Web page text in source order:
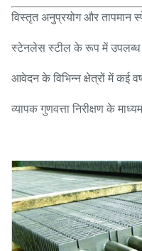
विस्तृत अनुप्रयोग और तापमान
स्टेनलेस स्टील के रूप में उपलब्ध
आवेदन के विभिन्न क्षेत्रों में कई
व्यापक गुणवत्ता निरीक्षण के